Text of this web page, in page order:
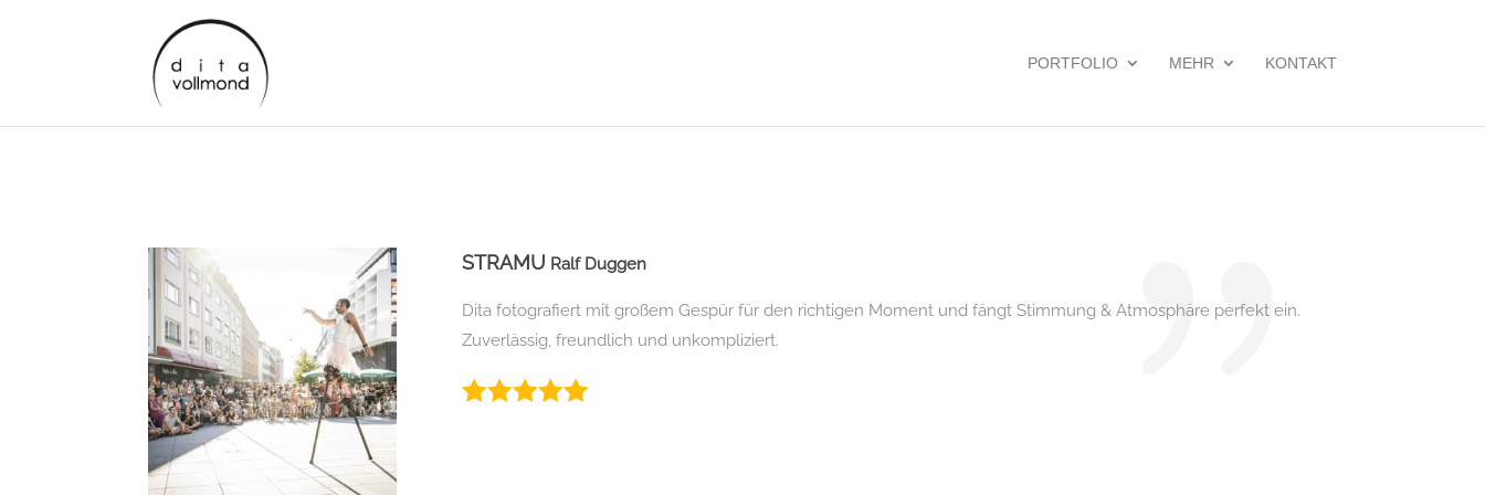
PORTFOLIO MEHR KONTAKT
STRAMU Ralf Duggen
Dita fotografiert mit großem Gespür für den richtigen Moment und fängt Stimmung & Atmosphäre perfekt ein.
Zuverlässig, freundlich und unkompliziert.